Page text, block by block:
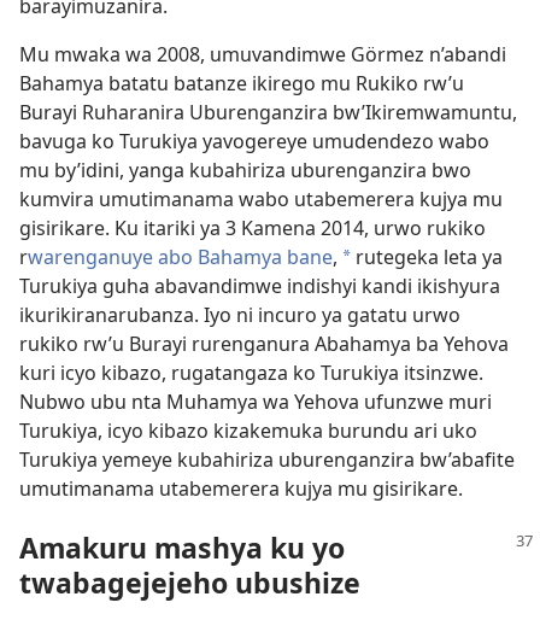
barayimuzanira.
Mu mwaka wa 2008, umuvandimwe Görmez n’abandi
Bahamya batatu batanze ikirego mu Rukiko rw’u
Burayi Ruharanira Uburenganzira bw’Ikiremwamuntu,
bavuga ko Turukiya yavogereye umudendezo wabo
mu by’idini, yanga kubahiriza uburenganzira bwo
kumvira umutimanama wabo utabemerera kujya mu
gisirikare. Ku itariki ya 3 Kamena 2014, urwo rukiko
rwarenganuye abo Bahamya bane, * rutegeka leta ya
Turukiya guha abavandimwe indishyi kandi ikishyura
ikurikiranarubanza. Iyo ni incuro ya gatatu urwo
rukiko rw’u Burayi rurenganura Abahamya ba Yehova
kuri icyo kibazo, rugatangaza ko Turukiya itsinzwe.
Nubwo ubu nta Muhamya wa Yehova ufunzwe muri
Turukiya, icyo kibazo kizakemuka burundu ari uko
Turukiya yemeye kubahiriza uburenganzira bw’abafite
umutimanama utabemerera kujya mu gisirikare.
Amakuru mashya ku yo
twabagejejeho ubushize